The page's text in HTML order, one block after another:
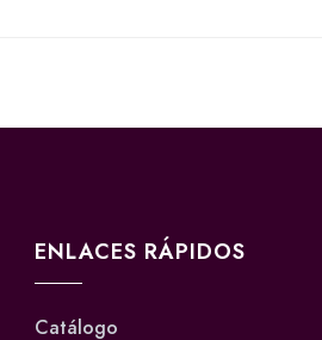
ENLACES RÁPIDOS
Catálogo